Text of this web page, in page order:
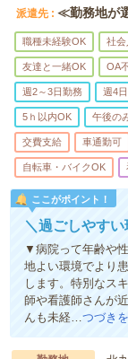
派遣先 ≪勤務地が
職種未経験OK 社会
友達と一緒OK OA
週2～3日勤務 週4
5ｈ以内OK 午後の
交費支給 車通勤可
自転車・バイクOK
ここがポイント！
＼過ごしやす
▼病院って年齢や
地よい環境でより
します。特別なス
師や看護師さんが
んも未経…つづき